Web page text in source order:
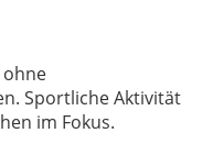
Sportliche Aktivität
im Fokus.